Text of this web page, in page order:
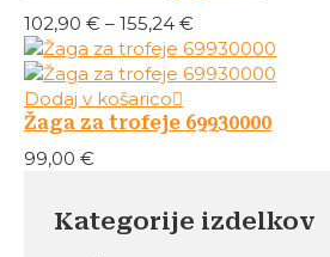
ima
več
različic.
Možnosti
lahko
izberete
izdelka
102,90 € – 155,24 €
razpon:
od
do
Dodaj v košarico
Žaga za trofeje 69930000
99,00 €
Kategorije izdelkov